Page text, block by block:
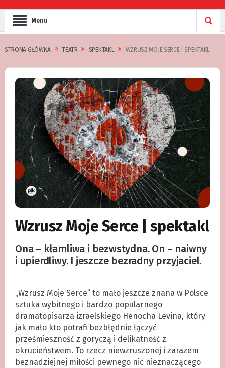
Menu
STRONA GŁÓWNA TEATR SPEKTAKL WZRUSZ MOJE SERCE | SPEKTAKL
Wzrusz Moje Serce | spektakl
Ona – kłamliwa i bezwstydna. On – naiwny
i upierdliwy. I jeszcze bezradny przyjaciel.
„Wzrusz Moje Serce” to mało jeszcze znana w Polsce
sztuka wybitnego i bardzo popularnego
dramatopisarza izraelskiego Henocha Levina, który
jak mało kto potrafi bezbłędnie łączyć
prześmieszność z goryczą i delikatność z
okrucieństwem. To rzecz niewzruszonej i zarazem
beznadziejnej miłości pewnego nic nieznaczącego